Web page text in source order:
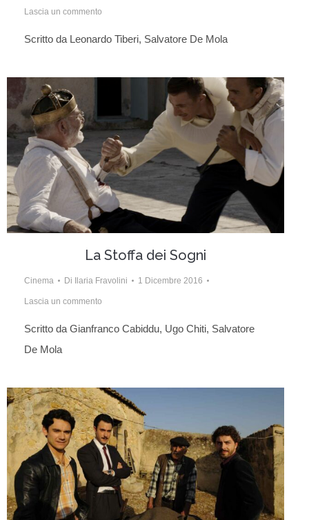
Lascia un commento
Scritto da Leonardo Tiberi, Salvatore De Mola
La Stoffa dei Sogni
Cinema Di Ilaria Fravolini 1 Dicembre 2016
Lascia un commento
Scritto da Gianfranco Cabiddu, Ugo Chiti, Salvatore
De Mola